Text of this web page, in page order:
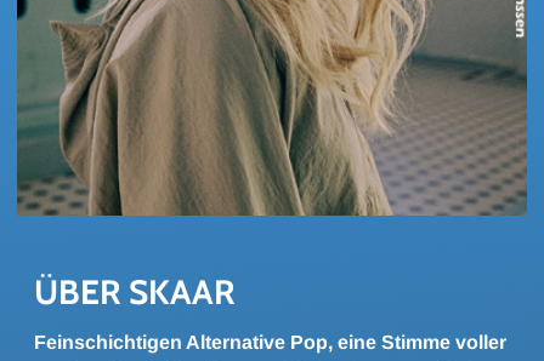
ÜBER SKAAR
Feinschichtigen Alternative Pop, eine Stimme voller